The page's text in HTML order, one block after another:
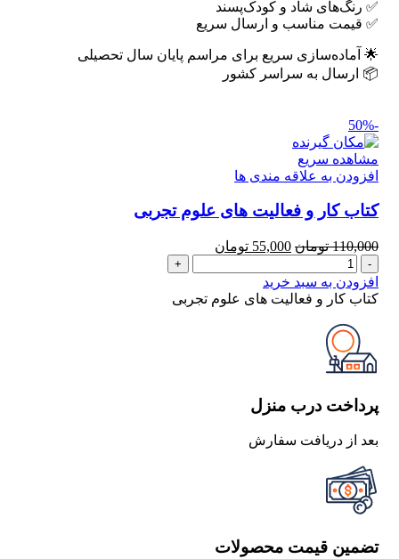
✅ رنگ‌های شاد و کودک‌پسند
✅ قیمت مناسب و ارسال سریع
🌟 آماده‌سازی سریع برای مراسم پایان سال تحصیلی
📦 ارسال به سراسر کشور
-50%
مشاهده سریع
افزودن به علاقه مندی ها
کتاب کار و فعالیت های علوم تجربی
110,000 تومان قیمت
بود.
55,000 تومان
فعلی
است.
کتاب
کار
و
های
علوم
تجربی
افزودن به سبد خرید
کتاب کار و فعالیت های علوم تجربی
پرداخت درب منزل
بعد از دریافت سفارش
تضمین قیمت محصولات